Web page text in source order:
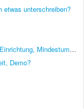
etwas unterschreiben?
Gibt es weitere Kosten? Grundgebühren, Einrichtung, Mindestumsatz?
Demo?